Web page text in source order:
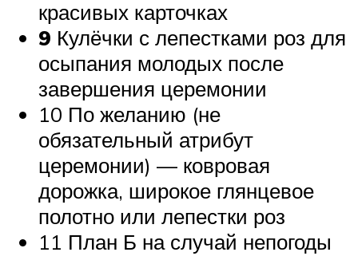
красивых карточках
9 Кулёчки с лепестками роз для
осыпания молодых после
завершения церемонии
10 По желанию (не
обязательный атрибут
церемонии) — ковровая
дорожка, широкое глянцевое
полотно или лепестки роз
11 План Б на случай непогоды